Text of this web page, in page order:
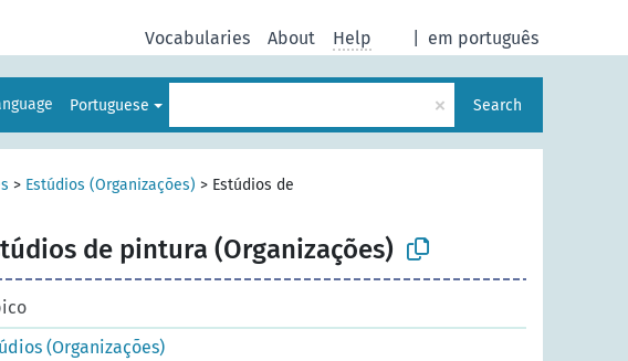
em português
Vocabularies About Help
Portuguese × Search
> Estúdios (Organizações) > Estúdios de
de pintura (Organizações)
(Organizações)